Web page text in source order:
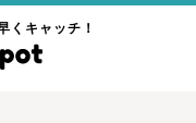
くキャッチ！